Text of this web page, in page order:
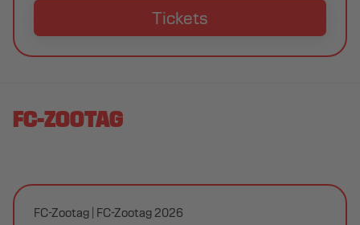
Tickets
FC-ZOOTAG
FC-Zootag FC-Zootag 2026